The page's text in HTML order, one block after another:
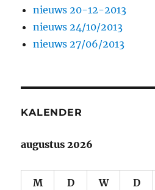
nieuws 20-12-2013
nieuws 24/10/2013
nieuws 27/06/2013
KALENDER
augustus 2026
M D W D